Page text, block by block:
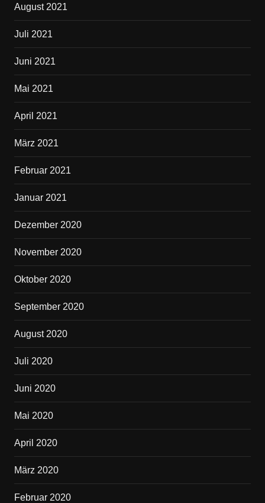
August 2021
Juli 2021
Juni 2021
Mai 2021
April 2021
März 2021
Februar 2021
Januar 2021
Dezember 2020
November 2020
Oktober 2020
September 2020
August 2020
Juli 2020
Juni 2020
Mai 2020
April 2020
März 2020
Februar 2020